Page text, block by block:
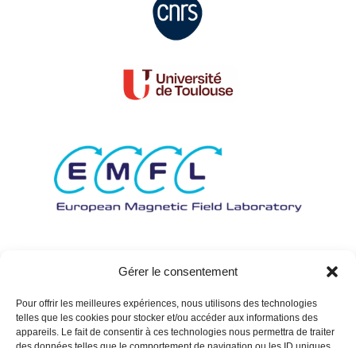
Gérer le consentement
Pour offrir les meilleures expériences, nous utilisons des technologies
telles que les cookies pour stocker et/ou accéder aux informations des
appareils. Le fait de consentir à ces technologies nous permettra de traiter